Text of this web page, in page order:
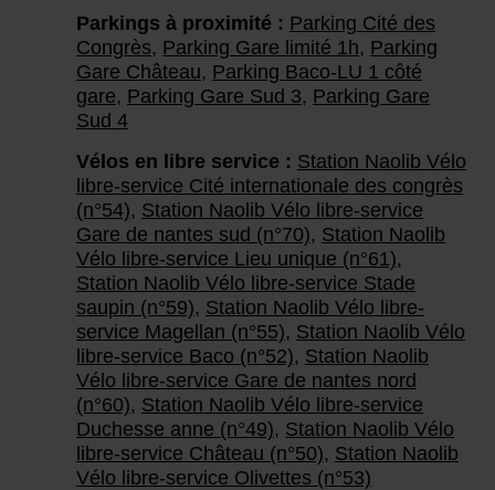
Parkings à proximité : Parking Cité des
Congrès, Parking Gare limité 1h, Parking
Gare Château, Parking Baco-LU 1 côté
gare, Parking Gare Sud 3, Parking Gare
Sud 4
Vélos en libre service : Station Naolib Vélo
libre-service Cité internationale des congrès
(n°54), Station Naolib Vélo libre-service
Gare de nantes sud (n°70), Station Naolib
Vélo libre-service Lieu unique (n°61),
Station Naolib Vélo libre-service Stade
saupin (n°59), Station Naolib Vélo libre-
service Magellan (n°55), Station Naolib Vélo
libre-service Baco (n°52), Station Naolib
Vélo libre-service Gare de nantes nord
(n°60), Station Naolib Vélo libre-service
Duchesse anne (n°49), Station Naolib Vélo
libre-service Château (n°50), Station Naolib
Vélo libre-service Olivettes (n°53)